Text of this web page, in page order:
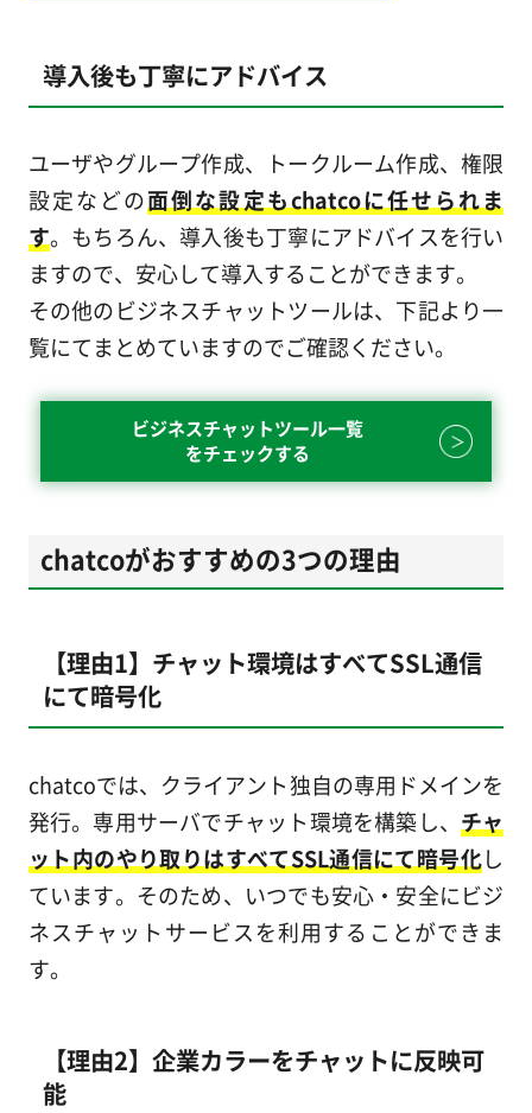
導入後も丁寧にアドバイス
ユーザやグループ作成、トークルーム作成、権限
設定などの面倒な設定もchatcoに任せられま
す。もちろん、導入後も丁寧にアドバイスを行い
ますので、安心して導入することができます。
その他のビジネスチャットツールは、下記より一
覧にてまとめていますのでご確認ください。
ビジネスチャットツール一覧
をチェックする
chatcoがおすすめの3つの理由
【理由1】チャット環境はすべてSSL通信
にて暗号化
chatcoでは、クライアント独自の専用ドメインを
発行。専用サーバでチャット環境を構築し、 チャ
ット内のやり取りはすべてSSL通信にて暗号化し
ています。そのため、いつでも安心・安全にビジ
ネスチャットサービスを利用することができま
す。
【理由2】企業カラーをチャットに反映可
能